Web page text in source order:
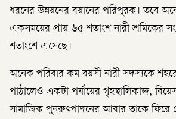
ধরনের উন্নয়নের বয়ানের পরিপূরক। তবে
একসময়ের প্রায় ৬৫ শতাংশ নারী শ্রমিকের
শতাংশে এসেছে।
অনেক পরিবার কম বয়সী নারী সদস্যকে
পাঠালেও একটা পর্যায়ের গৃহস্থালিকাজ,
সামাজিক পুনরুৎপাদনের আবার তাকে ফিরে